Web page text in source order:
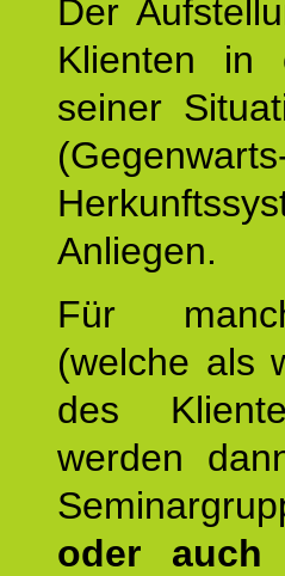
Der
Klienten in
seiner
Anliegen.
Für
(welche als
des
werden
oder auch